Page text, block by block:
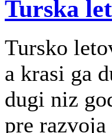
Turska
Tursko
a krasi ga
dugi niz
pre